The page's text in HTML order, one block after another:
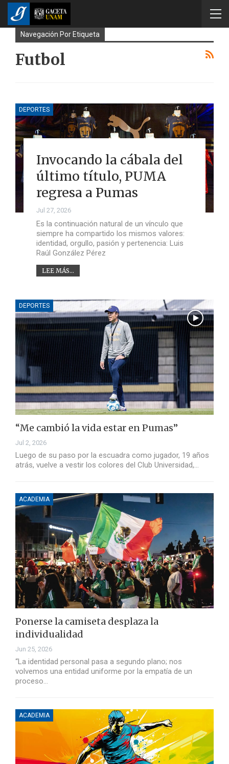
Navegación Por Etiqueta
Futbol
DEPORTES
Invocando la cábala del
último título, PUMA
regresa a Pumas
Jul 27, 2026
Es la continuación natural de un vínculo que
siempre ha compartido los mismos valores:
identidad, orgullo, pasión y pertenencia: Luis
Raúl González Pérez
LEE MÁS...
DEPORTES
“Me cambió la vida estar en Pumas”
Jul 2, 2026
Luego de su paso por la escuadra como jugador, 19 años
atrás, vuelve a vestir los colores del Club Universidad,…
ACADEMIA
Ponerse la camiseta desplaza la
individualidad
Jun 25, 2026
“La identidad personal pasa a segundo plano; nos
volvemos una entidad uniforme por la empatía de un
proceso…
ACADEMIA